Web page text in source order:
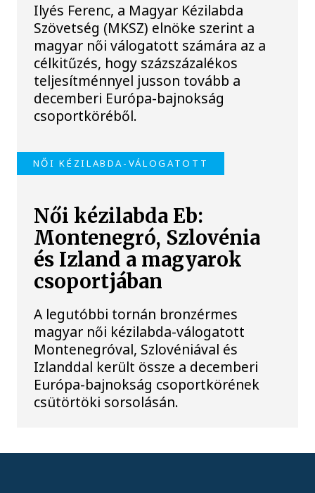
Ilyés Ferenc, a Magyar Kézilabda
Szövetség (MKSZ) elnöke szerint a
magyar női válogatott számára az a
célkitűzés, hogy százszázalékos
teljesítménnyel jusson tovább a
decemberi Európa-bajnokság
csoportköréből.
NŐI KÉZILABDA-VÁLOGATOTT
Női kézilabda Eb:
Montenegró, Szlovénia
és Izland a magyarok
csoportjában
A legutóbbi tornán bronzérmes
magyar női kézilabda-válogatott
Montenegróval, Szlovéniával és
Izlanddal került össze a decemberi
Európa-bajnokság csoportkörének
csütörtöki sorsolásán.